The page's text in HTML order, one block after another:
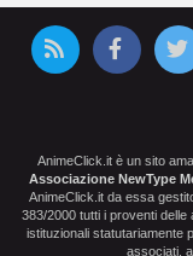
AnimeClick.it è un sito
Associazione NewType
AnimeClick.it da essa
383/2000 tutti i proventi
istituzionali statutariamente
associati,